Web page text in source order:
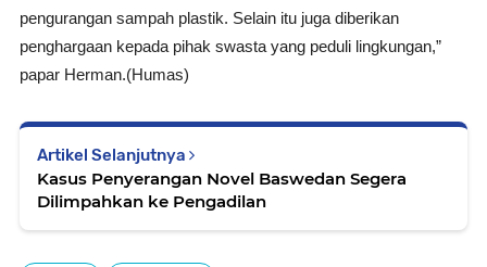
pengurangan sampah plastik. Selain itu juga diberikan
penghargaan kepada pihak swasta yang peduli lingkungan,”
papar Herman.(Humas)
Artikel Selanjutnya
Kasus Penyerangan Novel Baswedan Segera
Dilimpahkan ke Pengadilan